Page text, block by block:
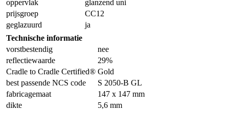
oppervlak
glanzend uni
prijsgroep
CC12
geglazuurd
ja
Technische informatie
vorstbestendig
nee
reflectiewaarde
29%
Cradle to Cradle Certified® Gold
best passende NCS code
S 2050-B GL
fabricagemaat
147 x 147 mm
dikte
5,6 mm